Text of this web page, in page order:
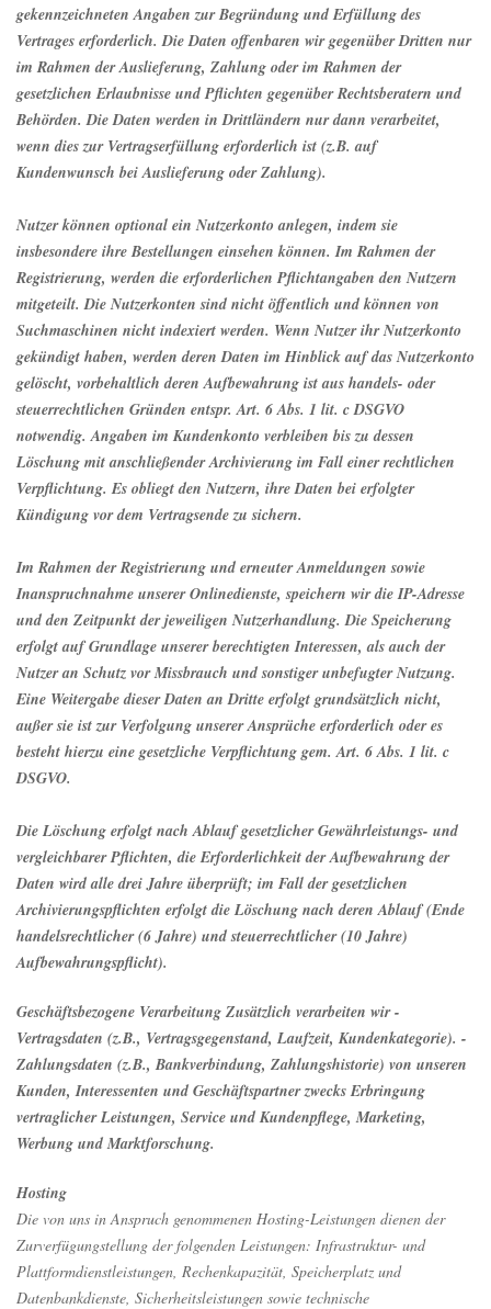
gekennzeichneten Angaben zur Begründung und Erfüllung des
Vertrages erforderlich. Die Daten offenbaren wir gegenüber Dritten nur
im Rahmen der Auslieferung, Zahlung oder im Rahmen der
gesetzlichen Erlaubnisse und Pflichten gegenüber Rechtsberatern und
Behörden. Die Daten werden in Drittländern nur dann verarbeitet,
wenn dies zur Vertragserfüllung erforderlich ist (z.B. auf
Kundenwunsch bei Auslieferung oder Zahlung).
Nutzer können optional ein Nutzerkonto anlegen, indem sie
insbesondere ihre Bestellungen einsehen können. Im Rahmen der
Registrierung, werden die erforderlichen Pflichtangaben den Nutzern
mitgeteilt. Die Nutzerkonten sind nicht öffentlich und können von
Suchmaschinen nicht indexiert werden. Wenn Nutzer ihr Nutzerkonto
gekündigt haben, werden deren Daten im Hinblick auf das Nutzerkonto
gelöscht, vorbehaltlich deren Aufbewahrung ist aus handels- oder
steuerrechtlichen Gründen entspr. Art. 6 Abs. 1 lit. c DSGVO
notwendig. Angaben im Kundenkonto verbleiben bis zu dessen
Löschung mit anschließender Archivierung im Fall einer rechtlichen
Verpflichtung. Es obliegt den Nutzern, ihre Daten bei erfolgter
Kündigung vor dem Vertragsende zu sichern.
Im Rahmen der Registrierung und erneuter Anmeldungen sowie
Inanspruchnahme unserer Onlinedienste, speichern wir die IP-Adresse
und den Zeitpunkt der jeweiligen Nutzerhandlung. Die Speicherung
erfolgt auf Grundlage unserer berechtigten Interessen, als auch der
Nutzer an Schutz vor Missbrauch und sonstiger unbefugter Nutzung.
Eine Weitergabe dieser Daten an Dritte erfolgt grundsätzlich nicht,
außer sie ist zur Verfolgung unserer Ansprüche erforderlich oder es
besteht hierzu eine gesetzliche Verpflichtung gem. Art. 6 Abs. 1 lit. c
DSGVO.
Die Löschung erfolgt nach Ablauf gesetzlicher Gewährleistungs- und
vergleichbarer Pflichten, die Erforderlichkeit der Aufbewahrung der
Daten wird alle drei Jahre überprüft; im Fall der gesetzlichen
Archivierungspflichten erfolgt die Löschung nach deren Ablauf (Ende
handelsrechtlicher (6 Jahre) und steuerrechtlicher (10 Jahre)
Aufbewahrungspflicht).
Geschäftsbezogene Verarbeitung Zusätzlich verarbeiten wir -
Vertragsdaten (z.B., Vertragsgegenstand, Laufzeit, Kundenkategorie). -
Zahlungsdaten (z.B., Bankverbindung, Zahlungshistorie) von unseren
Kunden, Interessenten und Geschäftspartner zwecks Erbringung
vertraglicher Leistungen, Service und Kundenpflege, Marketing,
Werbung und Marktforschung.
Hosting
Die von uns in Anspruch genommenen Hosting-Leistungen dienen der
Zurverfügungstellung der folgenden Leistungen: Infrastruktur- und
Plattformdienstleistungen, Rechenkapazität, Speicherplatz und
Datenbankdienste, Sicherheitsleistungen sowie technische